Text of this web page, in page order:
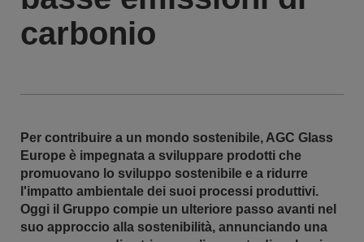
carbonio
Per contribuire a un mondo sostenibile, AGC Glass
Europe è impegnata a sviluppare prodotti che
promuovano lo sviluppo sostenibile e a ridurre
l'impatto ambientale dei suoi processi produttivi.
Oggi il Gruppo compie un ulteriore passo avanti nel
suo approccio alla sostenibilità, annunciando una